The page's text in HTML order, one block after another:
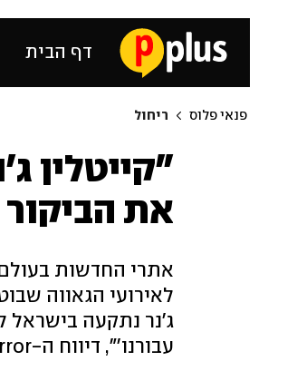
דף הבית
פנאי פלוס ריחול
"קייטלין
את
אתרי החדשות
לאירועי הגאווה
ג'נר נתקעה בישראל
עבורנו'", דיווח ה-Mirror